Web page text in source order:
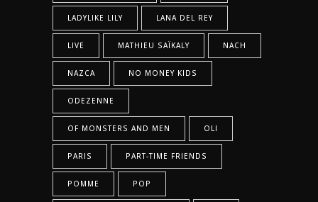
LADYLIKE LILY LANA DEL REY
LIVE MATHIEU SAÏKALY NACH
NAZCA NO MONEY KIDS
ODEZENNE
OF MONSTERS AND MEN OLI
PARIS PART-TIME FRIENDS
POMME POP